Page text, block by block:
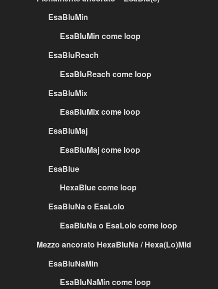
EsaBluMin
EsaBluMin come loop
EsaBluReach
EsaBluReach come loop
EsaBluMix
EsaBluMix come loop
EsaBluMaj
EsaBluMaj come loop
EsaBlue
HexaBlue come loop
EsaBluNa o EsaLolo
EsaBluNa o EsaLolo come loop
Mezzo ancorato HexaBluNa / Hexa(Lo)Mid
EsaBluNaMin
EsaBluNaMin come loop